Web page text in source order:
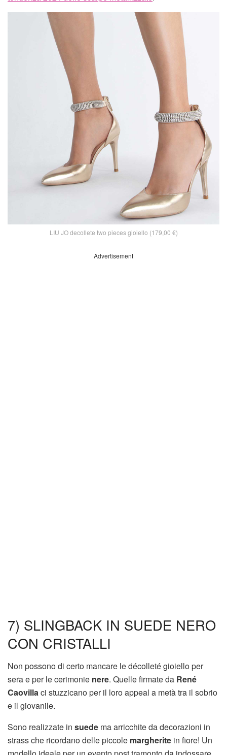
LIU JO decollete two pieces gioiello (179,00 €)
Advertisement
7) SLINGBACK IN SUEDE NERO
CON CRISTALLI
Non possono di certo mancare le décolleté gioiello per
sera e per le cerimonie nere. Quelle firmate da René
Caovillaci stuzzicano per il loro appeal a metà tra il sobrio
e il giovanile.
Sono realizzate in suede ma arricchite da decorazioni in
strass che ricordano delle piccole margherite in fiore! Un